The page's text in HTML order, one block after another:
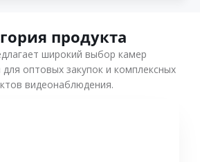
продукта
широкий выбор камер
оптовых закупок и комплексных
видеонаблюдения.